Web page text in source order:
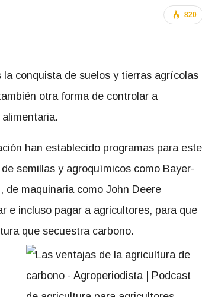
820
conquista de suelos y tierras agrícolas
otra forma de controlar a
han establecido programas para este
semillas y agroquímicos como Bayer-
de maquinaria como John Deere
e incluso pagar a agricultores, para que
que secuestra carbono.